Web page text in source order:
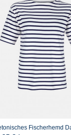
Fischerhemd